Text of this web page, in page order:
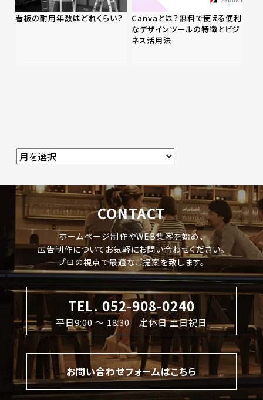
看板の耐用年数はどれくらい？
Canvaとは？無料で使える便利
なデザインツールの特徴とビジ
ネス活用法
CONTACT
ホームページ制作やWEB集客を始め、
広告制作についてお気軽にお問い合わせください。
プロの視点で最適なご提案を致します。
TEL. 052-908-0240
平日9:00 〜 18:30 定休日 土日祝日
お問い合わせフォームはこちら